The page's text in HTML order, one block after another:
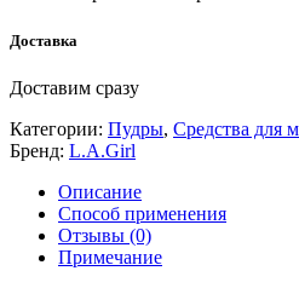
Доставка
Доставим сразу
Категории: Пудры, Средства для
Бренд: L.A.Girl
Описание
Способ применения
Отзывы (0)
Примечание